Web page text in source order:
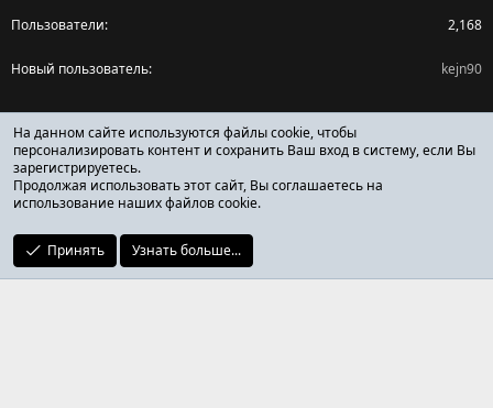
Пользователи 2,168
Новый пользователь kejn90
Поделиться страницей
Facebook
X (Twitter)
Reddit
ОТЗЫВЫ ОНЛАЙН ФОРУМ
На данном сайте используются файлы cookie, чтобы
персонализировать контент и сохранить Ваш вход в систему, если Вы
зарегистрируетесь.
Продолжая использовать этот сайт, Вы соглашаетесь на
использование наших файлов cookie.
Принять Узнать больше...